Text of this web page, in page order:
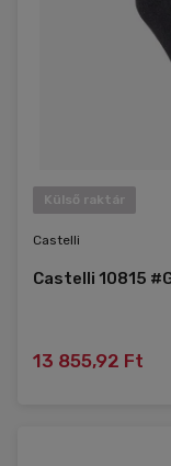
Külső raktár
Castelli
Castelli 10815
13 855,92 Ft